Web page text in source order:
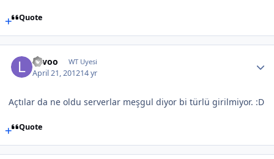
Quote
Levoo WT Uyesi
April 21, 201214 yr
Açtılar da ne oldu serverlar meşgul diyor bi türlü girilmiyor. :D
Quote